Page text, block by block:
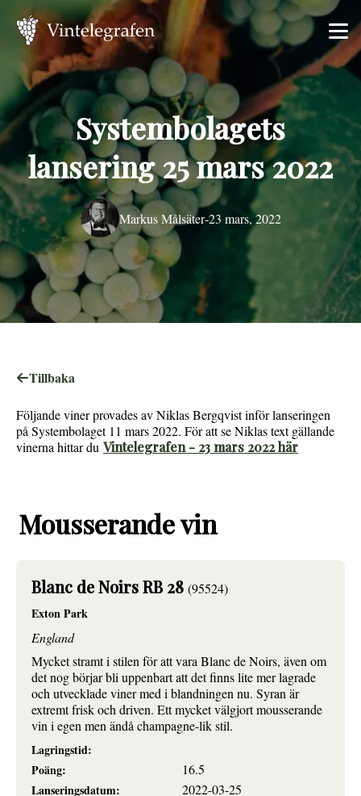
Systembolagets
lansering 25 mars 2022
Markus Målsäter-23 mars, 2022
Tillbaka
Följande viner provades av Niklas Bergqvist inför lanseringen
på Systembolaget 11 mars 2022. För att se Niklas text gällande
vinerna hittar du Vintelegrafen - 23 mars 2022 här
Mousserande vin
Blanc de Noirs RB 28 (95524)
Exton Park
England
Mycket stramt i stilen för att vara Blanc de Noirs, även om
det nog börjar bli uppenbart att det finns lite mer lagrade
och utvecklade viner med i blandningen nu. Syran är
extremt frisk och driven. Ett mycket välgjort mousserande
vin i egen men ändå champagne-lik stil.
Lagringstid:
Poäng:
16.5
Lanseringsdatum:
2022-03-25